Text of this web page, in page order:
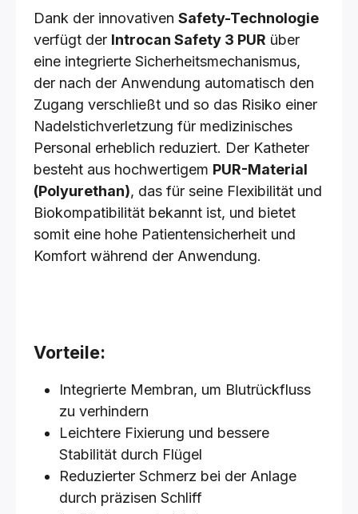
Dank der innovativen Safety-Technologie
verfügt der Introcan Safety 3 PUR über
eine integrierte Sicherheitsmechanismus,
der nach der Anwendung automatisch den
Zugang verschließt und so das Risiko einer
Nadelstichverletzung für medizinisches
Personal erheblich reduziert. Der Katheter
besteht aus hochwertigem PUR-Material
(Polyurethan), das für seine Flexibilität und
Biokompatibilität bekannt ist, und bietet
somit eine hohe Patientensicherheit und
Komfort während der Anwendung.
Vorteile:
Integrierte Membran, um Blutrückfluss
zu verhindern
Leichtere Fixierung und bessere
Stabilität durch Flügel
Reduzierter Schmerz bei der Anlage
durch präzisen Schliff